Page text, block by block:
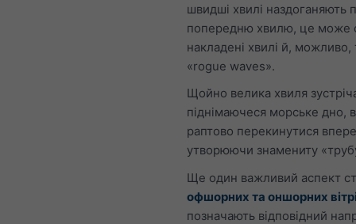
швидші хвилі наздоганяють
попередню хвилю, це може
накладені хвилі й, можливо,
«rogue waves».
Щойно велика хвиля
піднімаючеся морське дно,
раптово перекинутися
утворюючи знамениту
Ще один важливий аспект
офшорних та оншорних
позначають відповідний